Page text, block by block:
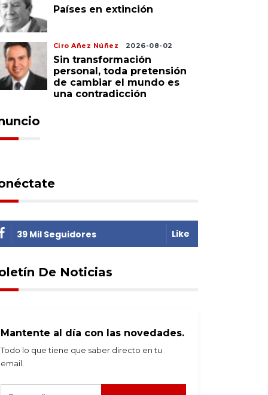
Países en extinción
Ciro Añez Núñez 2026-08-02
Sin transformación
personal, toda pretensión
de cambiar el mundo es
una contradicción
39 Mil Seguidores Like
De Noticias
Mantente al día con las novedades.
Todo lo que tiene que saber directo en tu
email.